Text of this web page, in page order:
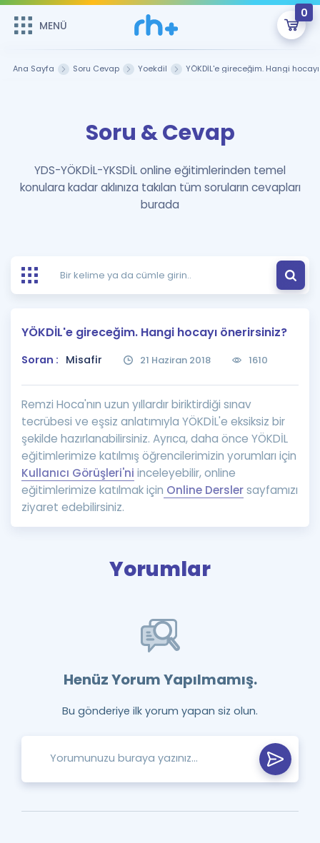
MENÜ
0
Şifremi Hatırlamıyorum
GİRİŞ YAP
Remzi Hoca ile seni sınava hazırlayacak onlarca eğitim seni
bekliyor!
MENÜ
Çalışma Paketleri
Kitaplar ve Kaynaklar
Ücretsiz Kaynaklar
Puan Hesaplama
Rehberlik Aracı
ÖSYM Sınav Takvimi
Kampanyalar
Blog
İngilizce Gramer
Blog
İngilizce Gramer
Hakkımızda
Ana Sayfa Soru Cevap Yoekdil YÖKDİL'e gireceğim. Hangi
Soru & Cevap
YDS-YÖKDİL-YKSDİL online eğitimlerinden temel
konulara kadar aklınıza takılan tüm soruların cevapları
burada
YÖKDİL'e gireceğim. Hangi hocayı önerirsiniz?
Soran : Misafir 21 Haziran 2018 1610
Remzi Hoca'nın uzun yıllardır biriktirdiği sınav
tecrübesi ve eşsiz anlatımıyla YÖKDİL'e eksiksiz bir
şekilde hazırlanabilirsiniz. Ayrıca, daha önce YÖKDİL
eğitimlerimize katılmış öğrencilerimizin yorumları için
Kullanıcı Görüşleri'ni inceleyebilir, online
eğitimlerimize katılmak için Online Derslersayfamızı
ziyaret edebilirsiniz.
Yorumlar
Henüz Yorum Yapılmamış.
Bu gönderiye ilk yorum yapan siz olun.